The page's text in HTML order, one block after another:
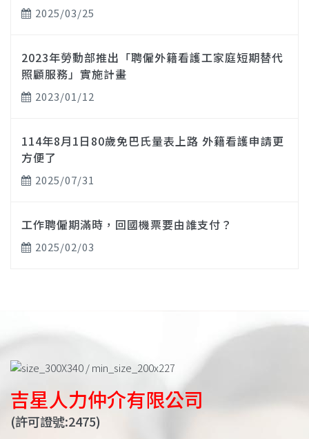
2025/03/25
2023年勞動部推出「聘僱外籍看護工家庭短期替代
照顧服務」實施計畫
2023/01/12
114年8月1日80歲免巴氏量表上路 外籍看護申請更
方便了
2025/07/31
工作聘僱期滿時，回國機票要由誰支付？
2025/02/03
吉星人力仲介有限公司
(許可證號:2475)